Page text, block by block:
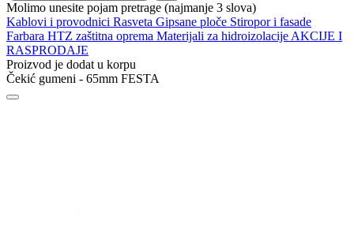
Molimo unesite pojam pretrage (najmanje 3 slova)
Kablovi i provodnici Rasveta Gipsane ploče Stiropor i fasade
Farbara HTZ zaštitna oprema Materijali za hidroizolacije AKCIJE I
RASPRODAJE
Proizvod je dodat u korpu
Čekić gumeni - 65mm FESTA